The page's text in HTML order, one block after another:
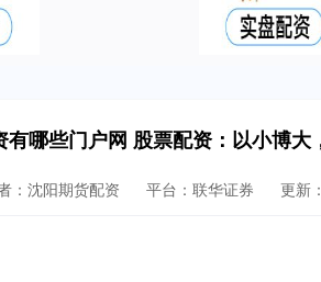
有哪些门户网 股票配资：以小博大
：沈阳期货配资 平台：联华证券 更新